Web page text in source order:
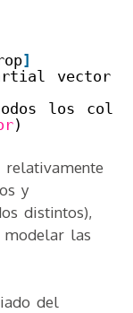
]
vector
los
)
y
distintos),
las
del